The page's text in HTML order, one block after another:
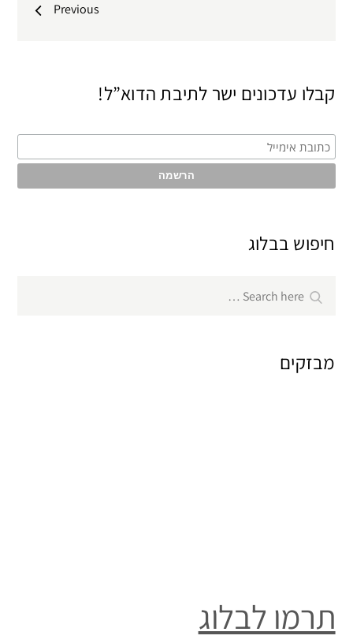
Previous
קבלו עדכונים ישר לתיבת הדוא”ל!
חיפוש בבלוג
for:
Search
מבזקים
תרמו לבלוג